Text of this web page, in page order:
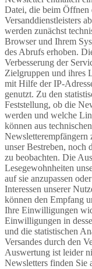
Datei, die beim Öffnen
Versanddienstleisters
werden zunächst
Browser und Ihrem
des Abrufs erhoben.
Verbesserung der
Zielgruppen und ihres
mit Hilfe der IP-
genutzt. Zu den
Feststellung, ob die
werden und welche
können aus
Newsletterempfängern
unser Bestreben, noch
zu beobachten. Die
Lesegewohnheiten
auf sie anzupassen
Interessen unserer
können den Empfang
Ihre Einwilligungen
Einwilligungen in
und die statistischen
Versandes durch den
Auswertung ist leider
Newsletters finden Sie